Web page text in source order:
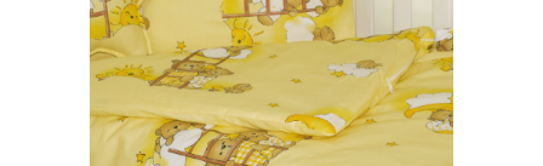
Dodaj u košaricu